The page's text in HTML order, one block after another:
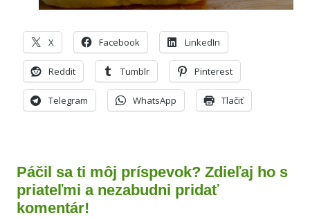
X Facebook LinkedIn
Reddit Tumblr Pinterest
Telegram WhatsApp Tlačiť
Páčil sa ti môj príspevok? Zdieľaj ho s
priateľmi a nezabudni pridať
komentár!